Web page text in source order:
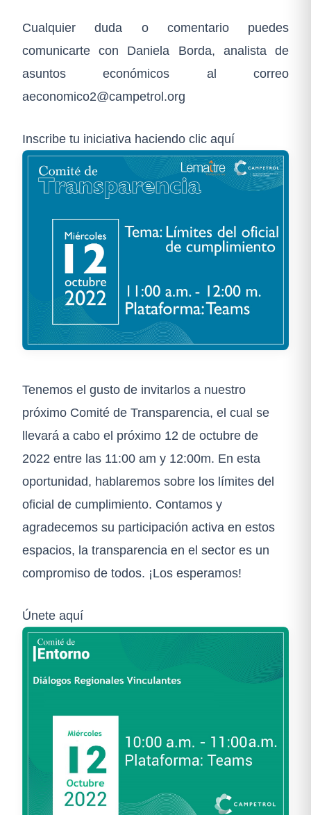
Cualquier duda o comentario puedes
comunicarte con Daniela Borda, analista de
asuntos económicos al correo
aeconomico2@campetrol.org
Inscribe tu iniciativa haciendo clic aquí
Tenemos el gusto de invitarlos a nuestro
próximo Comité de Transparencia, el cual se
llevará a cabo el próximo 12 de octubre de
2022 entre las 11:00 am y 12:00m. En esta
oportunidad, hablaremos sobre los límites del
oficial de cumplimiento. Contamos y
agradecemos su participación activa en estos
espacios, la transparencia en el sector es un
compromiso de todos. ¡Los esperamos!
Únete aquí